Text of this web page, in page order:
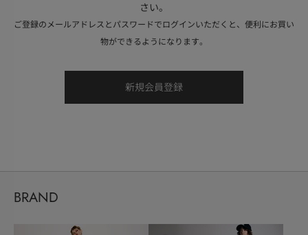
さい。
ご登録のメールアドレスとパスワードでログインいただくと、便利にお買い
物ができるようになります。
BRAND